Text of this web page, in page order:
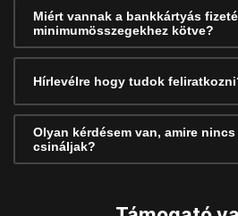
Miért vannak a bankkártyás
minimumösszegekhez kötve?
Hírlevélre hogy tudok
Olyan kérdésem van, amire
csináljak?